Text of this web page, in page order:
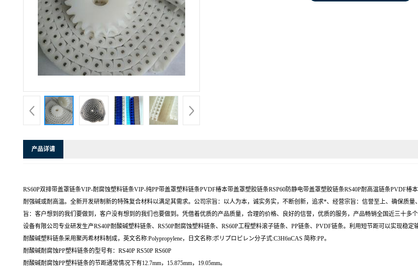
产品详请
RS60P双排带盖罩链条VIP-耐腐蚀塑料链条VIP-纯PP带盖罩塑料链条PVDF椿本带盖罩塑胶链条RSP60防静电带盖罩塑胶链条RS40P耐高温链条PVDF
耐强碱或耐高温。全新开发研制新的特殊复合材料以满足其需求。公司宗旨：以人为本，诚实务实，不断创新，追求*、经营宗旨：信誉至上、确保质
旨：客户想到的我们要做到，客户没有想到的我们也要做到。凭借着优质的产品质量，合理的价格、良好的信誉，优质的服务，产品畅销全国近三十
设备有限公司专业研发生产RS40P耐酸碱塑料链条、RS50P耐腐蚀塑料链条、RS60P工程塑料滚子链条、PP链条、PVDF链条。利用短节距可以实现稳定输
耐酸碱塑料链条采用聚丙希材料制成，英文名称:Polypropylene，日文名称:ポリプロピレン分子式:C3H6nCAS 简称:PP。
耐酸碱耐腐蚀PP塑料链条的型号有：RS40P RS50P RS60P
耐酸碱耐腐蚀PP塑料链条的节距通常情况下有12.7mm，15.875mm，19.05mm。